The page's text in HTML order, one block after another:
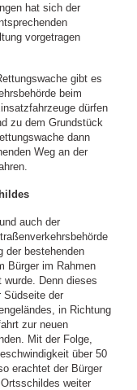
hat sich der
vorgetragen
gibt es
beim
dürfen
zu dem Grundstück
dann
Weg an der
auch der
der bestehenden
Bürger im Rahmen
wurde. Denn dieses
Südseite der
in Richtung
zur neuen
Mit der Folge,
über 50
erachtet der Bürger
weiter